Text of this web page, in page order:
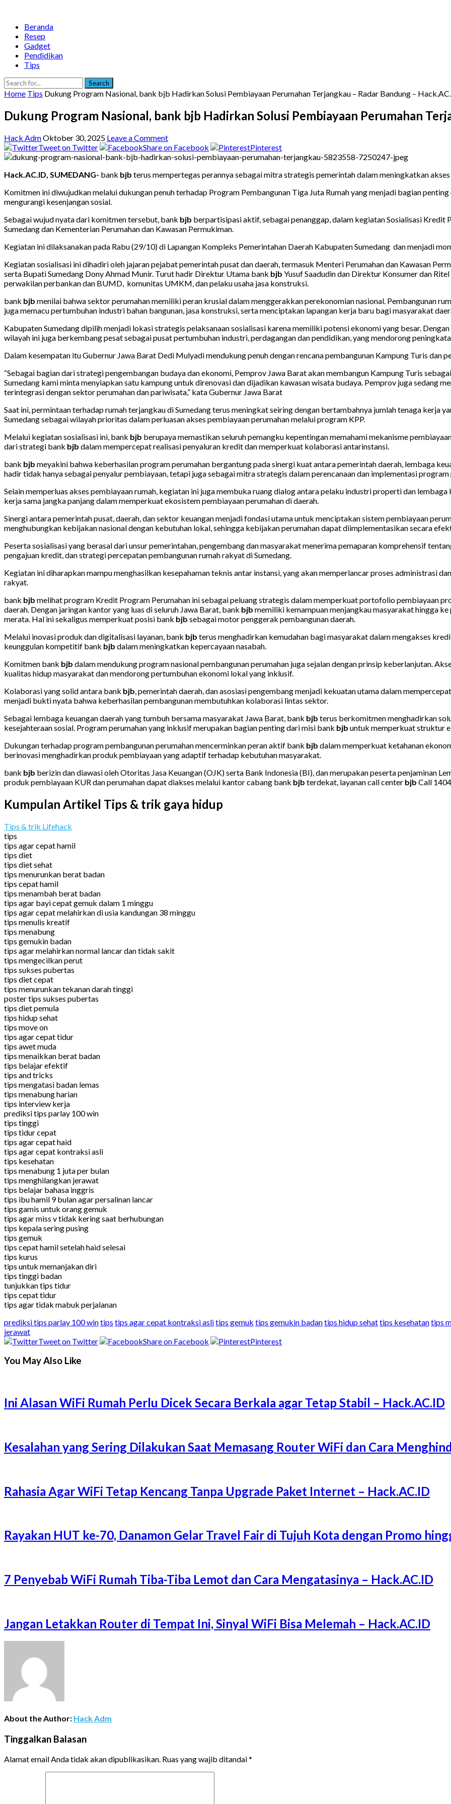
Beranda
Resep
Gadget
Pendidikan
Tips
Search
Home Tips Dukung Program Nasional, bank bjb Hadirkan Solusi Pembiayaan Perumahan Terjangkau – Radar Bandung –
Dukung Program Nasional, bank bjb Hadirkan Solusi Pembiayaan Perumahan
Hack AdmOktober 30, 2025 Leave a Comment
Tweet on Twitter
Share on Facebook Pinterest
Hack.AC.ID, SUMEDANG- bank bjb terus mempertegas perannya sebagai mitra strategis pemerintah dalam meningkatkan
Komitmen ini diwujudkan melalui dukungan penuh terhadap Program Pembangunan Tiga Juta Rumah yang menjadi bagian
mengurangi kesenjangan sosial.
Sebagai wujud nyata dari komitmen tersebut, bank bjb berpartisipasi aktif, sebagai penanggap, dalam kegiatan Sosialisasi Kredit
Sumedang dan Kementerian Perumahan dan Kawasan Permukiman.
Kegiatan ini dilaksanakan pada Rabu (29/10) di Lapangan Kompleks Pemerintahan Daerah Kabupaten Sumedang dan menjadi
Kegiatan sosialisasi ini dihadiri oleh jajaran pejabat pemerintah pusat dan daerah, termasuk Menteri Perumahan dan Kawasan
serta Bupati Sumedang Dony Ahmad Munir. Turut hadir Direktur Utama bank bjb Yusuf Saadudin dan Direktur Konsumer dan
perwakilan perbankan dan BUMD, komunitas UMKM, dan pelaku usaha jasa konstruksi.
bank bjb menilai bahwa sektor perumahan memiliki peran krusial dalam menggerakkan perekonomian nasional. Pembangunan
juga memacu pertumbuhan industri bahan bangunan, jasa konstruksi, serta menciptakan lapangan kerja baru bagi masyarakat
Kabupaten Sumedang dipilih menjadi lokasi strategis pelaksanaan sosialisasi karena memiliki potensi ekonomi yang besar.
wilayah ini juga berkembang pesat sebagai pusat pertumbuhan industri, perdagangan dan pendidikan, yang mendorong
Dalam kesempatan itu Gubernur Jawa Barat Dedi Mulyadi mendukung penuh dengan rencana pembangunan Kampung Turis
“Sebagai bagian dari strategi pengembangan budaya dan ekonomi, Pemprov Jawa Barat akan membangun Kampung Turis
Sumedang kami minta menyiapkan satu kampung untuk direnovasi dan dijadikan kawasan wisata budaya. Pemprov juga sedang
terintegrasi dengan sektor perumahan dan pariwisata,” kata Gubernur Jawa Barat
Saat ini, permintaan terhadap rumah terjangkau di Sumedang terus meningkat seiring dengan bertambahnya jumlah tenaga kerja
Sumedang sebagai wilayah prioritas dalam perluasan akses pembiayaan perumahan melalui program KPP.
Melalui kegiatan sosialisasi ini, bank bjb berupaya memastikan seluruh pemangku kepentingan memahami mekanisme
dari strategi bank bjb dalam mempercepat realisasi penyaluran kredit dan memperkuat kolaborasi antarinstansi.
bank bjb meyakini bahwa keberhasilan program perumahan bergantung pada sinergi kuat antara pemerintah daerah, lembaga
hadir tidak hanya sebagai penyalur pembiayaan, tetapi juga sebagai mitra strategis dalam perencanaan dan implementasi
Selain memperluas akses pembiayaan rumah, kegiatan ini juga membuka ruang dialog antara pelaku industri properti dan
kerja sama jangka panjang dalam memperkuat ekosistem pembiayaan perumahan di daerah.
Sinergi antara pemerintah pusat, daerah, dan sektor keuangan menjadi fondasi utama untuk menciptakan sistem pembiayaan
menghubungkan kebijakan nasional dengan kebutuhan lokal, sehingga kebijakan perumahan dapat diimplementasikan secara
Peserta sosialisasi yang berasal dari unsur pemerintahan, pengembang dan masyarakat menerima pemaparan komprehensif
pengajuan kredit, dan strategi percepatan pembangunan rumah rakyat di Sumedang.
Kegiatan ini diharapkan mampu menghasilkan kesepahaman teknis antar instansi, yang akan memperlancar proses administrasi
rakyat.
bank bjb melihat program Kredit Program Perumahan ini sebagai peluang strategis dalam memperkuat portofolio pembiayaan
daerah. Dengan jaringan kantor yang luas di seluruh Jawa Barat, bank bjb memiliki kemampuan menjangkau masyarakat hingga
merata. Hal ini sekaligus memperkuat posisi bank bjb sebagai motor penggerak pembangunan daerah.
Melalui inovasi produk dan digitalisasi layanan, bank bjb terus menghadirkan kemudahan bagi masyarakat dalam mengakses
keunggulan kompetitif bank bjb dalam meningkatkan kepercayaan nasabah.
Komitmen bank bjb dalam mendukung program nasional pembangunan perumahan juga sejalan dengan prinsip keberlanjutan.
kualitas hidup masyarakat dan mendorong pertumbuhan ekonomi lokal yang inklusif.
Kolaborasi yang solid antara bank bjb, pemerintah daerah, dan asosiasi pengembang menjadi kekuatan utama dalam
menjadi bukti nyata bahwa keberhasilan pembangunan membutuhkan kolaborasi lintas sektor.
Sebagai lembaga keuangan daerah yang tumbuh bersama masyarakat Jawa Barat, bank bjb terus berkomitmen menghadirkan
kesejahteraan sosial. Program perumahan yang inklusif merupakan bagian penting dari misi bank bjb untuk memperkuat struktur
Dukungan terhadap program pembangunan perumahan mencerminkan peran aktif bank bjb dalam memperkuat ketahanan
berinovasi menghadirkan produk pembiayaan yang adaptif terhadap kebutuhan masyarakat.
bank bjb berizin dan diawasi oleh Otoritas Jasa Keuangan (OJK) serta Bank Indonesia (BI), dan merupakan peserta penjaminan
produk pembiayaan KUR dan perumahan dapat diakses melalui kantor cabang bank bjb terdekat, layanan call center bjb Call
Kumpulan Artikel Tips & trik gaya hidup
Tips & trik Lifehack
tips
tips agar cepat hamil
tips diet
tips diet sehat
tips menurunkan berat badan
tips cepat hamil
tips menambah berat badan
tips agar bayi cepat gemuk dalam 1 minggu
tips agar cepat melahirkan di usia kandungan 38 minggu
tips menulis kreatif
tips menabung
tips gemukin badan
tips agar melahirkan normal lancar dan tidak sakit
tips mengecilkan perut
tips sukses pubertas
tips diet cepat
tips menurunkan tekanan darah tinggi
poster tips sukses pubertas
tips diet pemula
tips hidup sehat
tips move on
tips agar cepat tidur
tips awet muda
tips menaikkan berat badan
tips belajar efektif
tips and tricks
tips mengatasi badan lemas
tips menabung harian
tips interview kerja
prediksi tips parlay 100 win
tips tinggi
tips tidur cepat
tips agar cepat haid
tips agar cepat kontraksi asli
tips kesehatan
tips menabung 1 juta per bulan
tips menghilangkan jerawat
tips belajar bahasa inggris
tips ibu hamil 9 bulan agar persalinan lancar
tips gamis untuk orang gemuk
tips agar miss v tidak kering saat berhubungan
tips kepala sering pusing
tips gemuk
tips cepat hamil setelah haid selesai
tips kurus
tips untuk memanjakan diri
tips tinggi badan
tunjukkan tips tidur
tips cepat tidur
tips agar tidak mabuk perjalanan
prediksi tips parlay 100 wintips tips agar cepat kontraksi aslitips gemuk tips gemukin badantips hidup sehattips kesehatantips
jerawat
Tweet on Twitter
Share on Facebook Pinterest
You May Also Like
Ini Alasan WiFi Rumah Perlu Dicek Secara Berkala agar Tetap Stabil – Hack.AC.ID
Kesalahan yang Sering Dilakukan Saat Memasang Router WiFi dan Cara
Rahasia Agar WiFi Tetap Kencang Tanpa Upgrade Paket Internet – Hack.AC.ID
Rayakan HUT ke-70, Danamon Gelar Travel Fair di Tujuh Kota dengan Promo
7 Penyebab WiFi Rumah Tiba-Tiba Lemot dan Cara Mengatasinya – Hack.AC.ID
Jangan Letakkan Router di Tempat Ini, Sinyal WiFi Bisa Melemah – Hack.AC.ID
About the Author: Hack Adm
Tinggalkan Balasan
Alamat email Anda tidak akan dipublikasikan. Ruas yang wajib ditandai*